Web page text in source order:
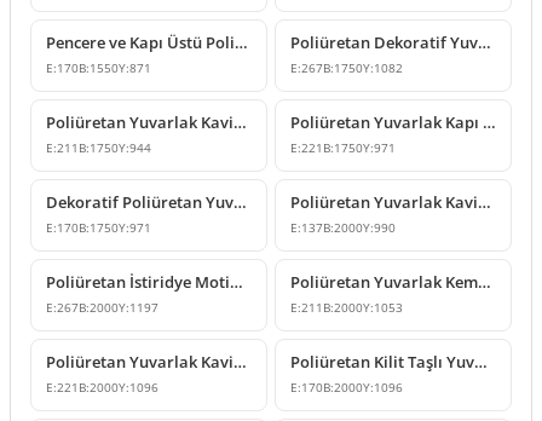
Pencere ve Kapı Üstü Poliüretan Yuvarlak Kavis Kemer Modeli
E:170B:1550Y:871
Poliüretan Dekoratif Yuvarlak Kavis Kemer Modelleri
E:267B:1750Y:1082
Poliüretan Yuvarlak Kavis Kemer Modelleri
E:211 B:1750Y:944
Poliüretan Yuvarlak Kapı Kemeri ve Kilit Taşı Tasarımı
E:221 B:1750Y:971
Dekoratif Poliüretan Yuvarlak Kavis Kemer Tasarımı
E:170B:1750Y:971
Poliüretan Yuvarlak Kavis Kemer ve Geçiş Sövesi Modelleri
E:137B:2000Y:990
Poliüretan İstiridye Motifli Yuvarlak Kemer Modeli
E:267B:2000Y:1197
Poliüretan Yuvarlak Kemer ve Dekoratif Kilit Taşı Modeli
E:211 B:2000Y:1053
Poliüretan Yuvarlak Kavis Kemer Tasarımı
E:221 B:2000Y:1096
Poliüretan Kilit Taşlı Yuvarlak Kavis Kemer Tasarımı
E:170B:2000Y:1096